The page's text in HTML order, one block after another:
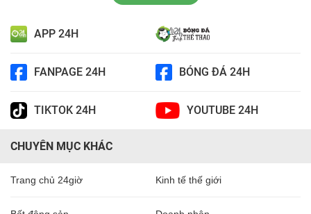
APP 24H
FANPAGE 24H BÓNG ĐÁ 24H
TIKTOK 24H YOUTUBE 24H
CHUYÊN MỤC KHÁC
Trang chủ 24giờ Kinh tế thế giới